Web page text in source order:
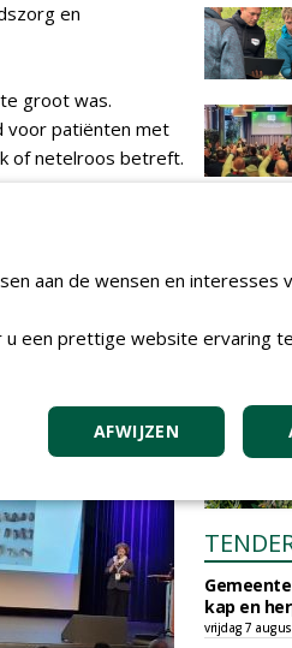
en
groot was.
voor patiënten met
of netelroos betreft.
kap en
vrijdag 7
aan de wensen en interesses
een prettige website ervaring
AFWIJZEN